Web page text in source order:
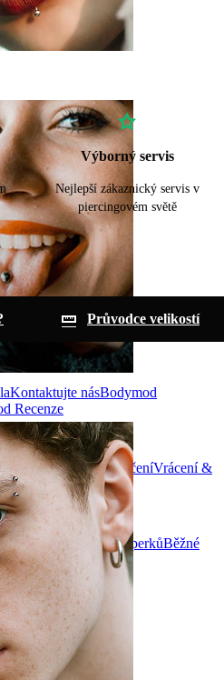
Výborný servis
Nejlepší zákaznický servis v
piercingovém světě
Průvodce velikostí
Kontaktujte násBodymod
Recenze
Informace o doručeníVrácení &
podpora
piercingových šperkůBěžné
péčí